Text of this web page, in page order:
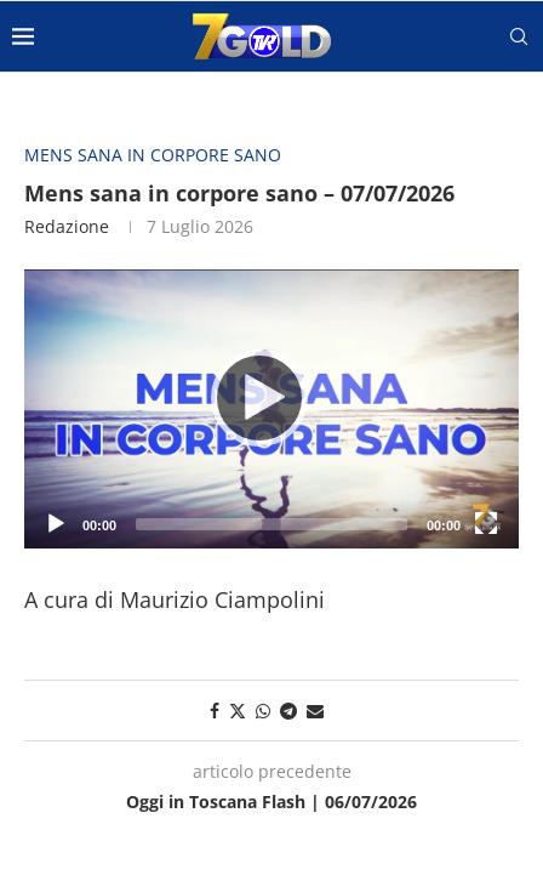
MENS SANA IN CORPORE SANO
Mens sana in corpore sano – 07/07/2026
Redazione 7 Luglio 2026
Video
Player
00:00 00:00
A cura di Maurizio Ciampolini
articolo precedente
Oggi in Toscana Flash | 06/07/2026